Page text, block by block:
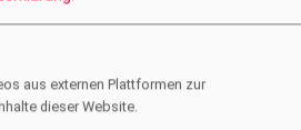
aus externen Plattformen zur
dieser Website.
San Pietro ein Pressegespräch mit
der Sektion Architekt:innen
mit Vertreter:innen der steirischen
den Immobilienentwickler:innen und